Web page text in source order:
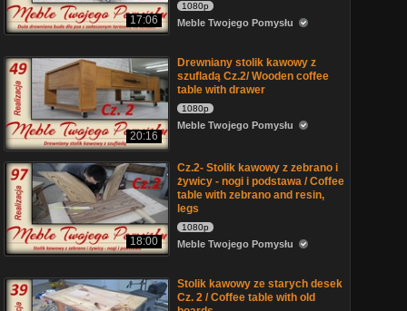
17:06
1080p
Meble Twojego Pomysłu
20:16
Drewniany stolik kawowy z
szufladą Cz.2/ Wooden coffee
table with drawer
1080p
Meble Twojego Pomysłu
18:00
Cz.2- Stolik kawowy z zebrano i
żywicy - nogi i podstawa / Coffee
table with zebrano and resin,
legs
1080p
Meble Twojego Pomysłu
Stolik kawowy ze starych desek
Cz. 2 / Coffee table with old